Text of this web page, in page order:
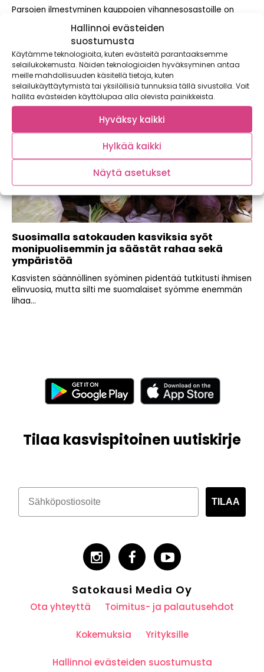
Hallinnoi evästeiden
suostumusta
Käytämme teknologioita, kuten evästeitä parantaaksemme
selailukokemusta. Näiden teknologioiden hyväksyminen antaa
meille mahdollisuuden käsitellä tietoja, kuten
selailukäyttäytymistä tai yksilöllisiä tunnuksia tällä sivustolla. Voit
hallita evästeiden käyttölupaa alla olevista painikkeista.
Hyväksy kaikki
Hylkää kaikki
Näytä asetukset
Parsojen ilmestyminen kauppojen vihannesosastoille on
majoneesin saat...
Suosimalla satokauden kasviksia syöt
monipuolisemmin ja säästät rahaa sekä
ympäristöä
Kasvisten säännöllinen syöminen pidentää tutkitusti ihmisen
elinvuosia, mutta silti me suomalaiset syömme enemmän
lihaa...
Tilaa kasvispitoinen uutiskirje
TILAA
Satokausi Media Oy
Ota yhteyttä Toimitus- ja palautusehdot
Kokemuksia Yrityksille
Hallinnoi evästeiden suostumusta